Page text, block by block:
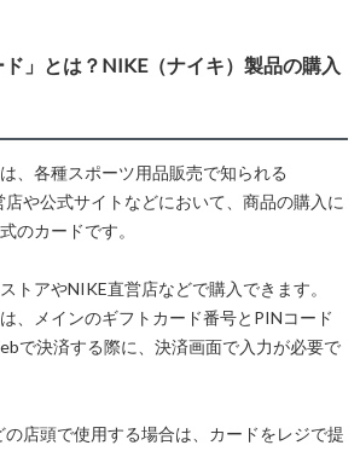
ド」とは？NIKE（ナイキ）製品の購入
、各種スポーツ用品販売で知られる
や公式サイトなどにおいて、商品の購入に
のカードです。
トアやNIKE直営店などで購入できます。
、メインのギフトカード番号とPINコード
で決済する際に、決済画面で入力が必要で
店頭で使用する場合は、カードをレジで提